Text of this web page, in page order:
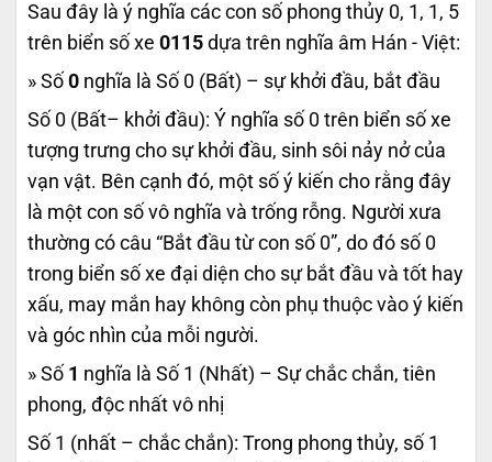
Sau đây là ý nghĩa các con số phong thủy 0, 1, 1, 5
trên biển số xe 0115 dựa trên nghĩa âm Hán - Việt:
» Số 0 nghĩa là Số 0 (Bất) – sự khởi đầu, bắt đầu
Số 0 (Bất– khởi đầu): Ý nghĩa số 0 trên biển số xe
tượng trưng cho sự khởi đầu, sinh sôi nảy nở của
vạn vật. Bên cạnh đó, một số ý kiến cho rằng đây
là một con số vô nghĩa và trống rỗng. Người xưa
thường có câu “Bắt đầu từ con số 0”, do đó số 0
trong biển số xe đại diện cho sự bắt đầu và tốt hay
xấu, may mắn hay không còn phụ thuộc vào ý kiến
và góc nhìn của mỗi người.
» Số 1 nghĩa là Số 1 (Nhất) – Sự chắc chắn, tiên
phong, độc nhất vô nhị
Số 1 (nhất – chắc chắn): Trong phong thủy, số 1